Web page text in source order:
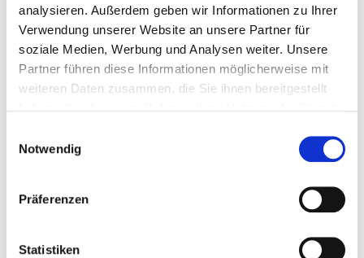
analysieren. Außerdem geben wir Informationen zu Ihrer
Verwendung unserer Website an unsere Partner für
soziale Medien, Werbung und Analysen weiter. Unsere
Partner führen diese Informationen möglicherweise mit
weiteren Daten zusammen, die Sie ihnen bereitgestellt
Notwendig
Präferenzen
Statistiken
Mariwan Alzehhawi
Münchner Str. 123
85774 Unterföhring
mobil+49 160 4326471